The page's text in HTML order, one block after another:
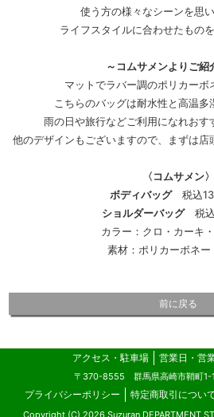
使う方の様々なシーンを思
ライフスタイルに合わせたもの
～コムサメンよりご紹
マットでラバー調のポリカーボ
こちらのバッグは耐水性と高温
雨の日や旅行などご利用になれおす
他のデザインもございますので、まずは店
〈コムサメン〉
ボディバッグ税込
ショルダーバッグ税込
カラー：クロ・カーキ
素材：ポリカーボネ
前に戻る
アクセス・駐車場 営業日・営
〒370-8555 群馬県高崎市鞘町1-1
プライバシーポリシー 特定商取引につい
Copyright (C) 2026 Suzuran DEPARTMENT